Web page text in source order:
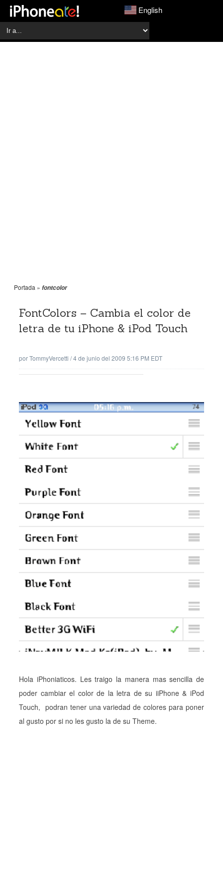
English
Portada » fontcolor
FontColors – Cambia el color de
letra de tu iPhone & iPod Touch
porTommyVercetti /4 de junio del 2009 5:16 PM EDT
Hola iPhoniaticos. Les traigo la manera mas sencilla de
poder cambiar el color de la letra de su iiPhone & iPod
Touch, podran tener una variedad de colores para poner
al gusto por si no les gusto la de su Theme.